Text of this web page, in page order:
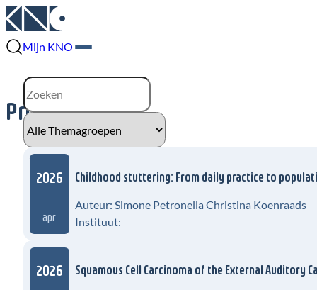
Mijn KNO
Proefschriften
2026
apr
Childhood stuttering: From daily practice to
Auteur: Simone Petronella Christina Koenraads
Instituut:
2026 Squamous Cell Carcinoma of the External Auditory